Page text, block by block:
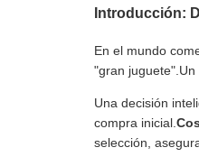
Introducción:
En el mundo
"gran
Una decisión
compra inicial.
selección,